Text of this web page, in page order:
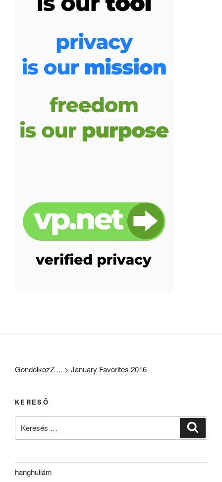
GondolkozZ ... > January Favorites 2016
KERESŐ
hanghullám